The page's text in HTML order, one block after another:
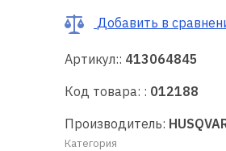
нас
Добавить в
Артикул:: 413064845
Код товара: : 012188
Производитель:
Категория